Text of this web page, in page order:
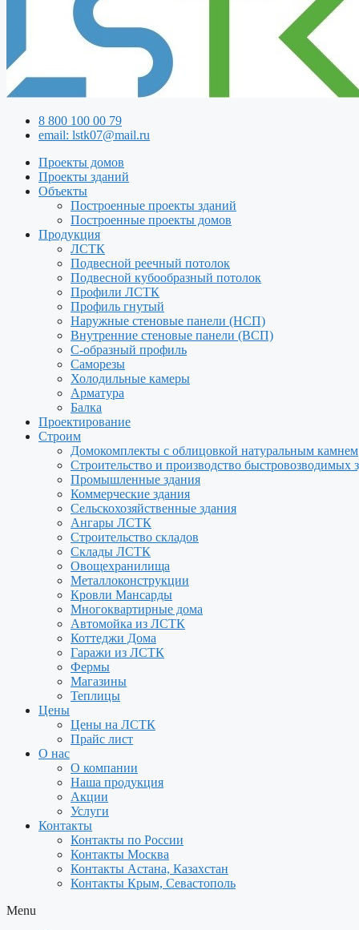
8 800 100 00 79
email: lstk07@mail.ru
Проекты домов
Проекты зданий
Объекты
Построенные проекты зданий
Построенные проекты домов
Продукция
ЛСТК
Подвесной реечный потолок
Подвесной кубообразный потолок
Профили ЛСТК
Профиль гнутый
Наружные стеновые панели (НСП)
Внутренние стеновые панели (ВСП)
С-образный профиль
Саморезы
Холодильные камеры
Арматура
Балка
Проектирование
Строим
Домокомплекты с облицовкой натуральным камнем
Строительство и производство быстровозводимых
Промышленные здания
Коммерческие здания
Сельскохозяйственные здания
Ангары ЛСТК
Строительство складов
Склады ЛСТК
Овощехранилища
Металлоконструкции
Кровли Мансарды
Многоквартирные дома
Автомойка из ЛСТК
Коттеджи Дома
Гаражи из ЛСТК
Фермы
Магазины
Теплицы
Цены
Цены на ЛСТК
Прайс лист
О нас
О компании
Наша продукция
Акции
Услуги
Контакты
Контакты по России
Контакты Москва
Контакты Астана, Казахстан
Контакты Крым, Севастополь
Menu